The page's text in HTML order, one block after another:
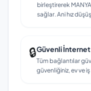
birleştirerek
sağlar. Ani hız
🔒Güvenli İnternet
Tüm bağlantılar
güvenliğiniz, ev ve